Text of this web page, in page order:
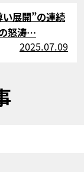
展開”の連続
怒涛…
2025.07.09